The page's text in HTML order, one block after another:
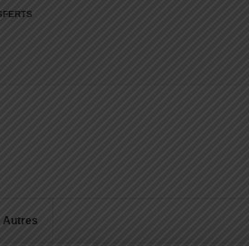
Autres